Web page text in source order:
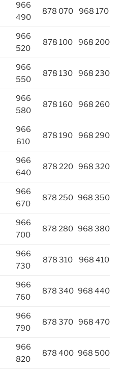
966
490
878 070 968 170
966
520
878 100 968 200
966
550
878 130 968 230
966
580
878 160 968 260
966
610
878 190 968 290
966
640
878 220 968 320
966
670
878 250 968 350
966
700
878 280 968 380
966
730
878 310 968 410
966
760
878 340 968 440
966
790
878 370 968 470
966
820
878 400 968 500